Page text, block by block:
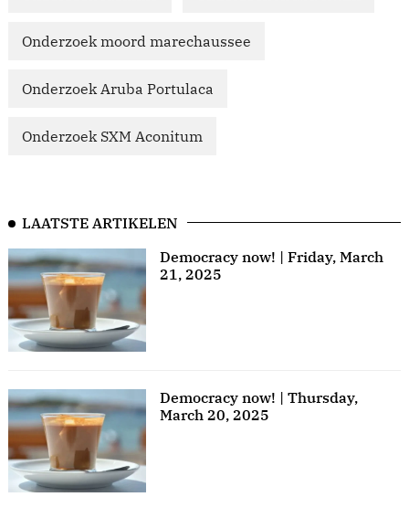
Onderzoek moord marechaussee
Onderzoek Aruba Portulaca
Onderzoek SXM Aconitum
LAATSTE ARTIKELEN
Democracy now! | Friday, March
21, 2025
Democracy now! | Thursday,
March 20, 2025